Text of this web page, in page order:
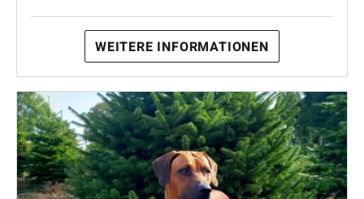
WEITERE INFORMATIONEN